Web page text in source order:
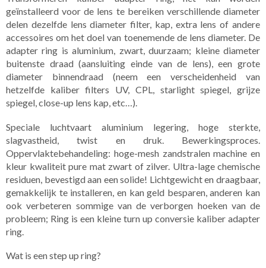
geïnstalleerd voor de lens te bereiken verschillende diameter
delen dezelfde lens diameter filter, kap, extra lens of andere
accessoires om het doel van toenemende de lens diameter. De
adapter ring is aluminium, zwart, duurzaam; kleine diameter
buitenste draad (aansluiting einde van de lens), een grote
diameter binnendraad (neem een verscheidenheid van
hetzelfde kaliber filters UV, CPL, starlight spiegel, grijze
spiegel, close-up lens kap, etc…).
Speciale luchtvaart aluminium legering, hoge sterkte,
slagvastheid, twist en druk. Bewerkingsproces.
Oppervlaktebehandeling: hoge-mesh zandstralen machine en
kleur kwaliteit pure mat zwart of zilver. Ultra-lage chemische
residuen, bevestigd aan een solide! Lichtgewicht en draagbaar,
gemakkelijk te installeren, en kan geld besparen, anderen kan
ook verbeteren sommige van de verborgen hoeken van de
probleem; Ring is een kleine turn up conversie kaliber adapter
ring.
Wat is een step up ring?